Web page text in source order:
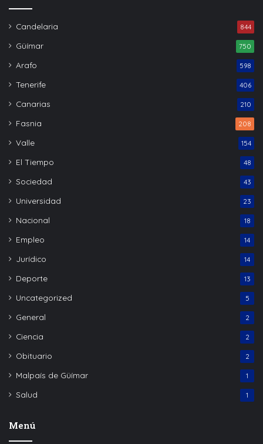
Candelaria 844
Güímar 750
Arafo 598
Tenerife 406
Canarias 210
Fasnia 208
Valle 154
El Tiempo 48
Sociedad 43
Universidad 23
Nacional 18
Empleo 14
Jurídico 14
Deporte 13
Uncategorized 5
General 2
Ciencia 2
Obituario 2
Malpaís de Güímar 1
Salud 1
Menú